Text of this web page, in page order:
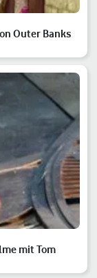
Outer Banks
mit Tom